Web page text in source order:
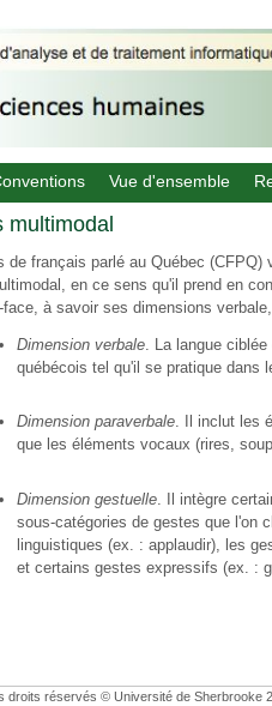
Vue d'ensemble
multimodal
de français parlé au Québec
en ce sens qu'il prend en
face, à savoir ses dimensions
Dimension verbale La langue
québécois tel qu'il se pratique dans
Dimension paraverbale. Il inclut les
que les éléments vocaux (rires,
Dimension gestuelle. Il intègre
sous-catégories de gestes que l'on
linguistiques (ex. : applaudir), les
et certains gestes expressifs (ex. :
droits réservés © Université de Sherbrooke